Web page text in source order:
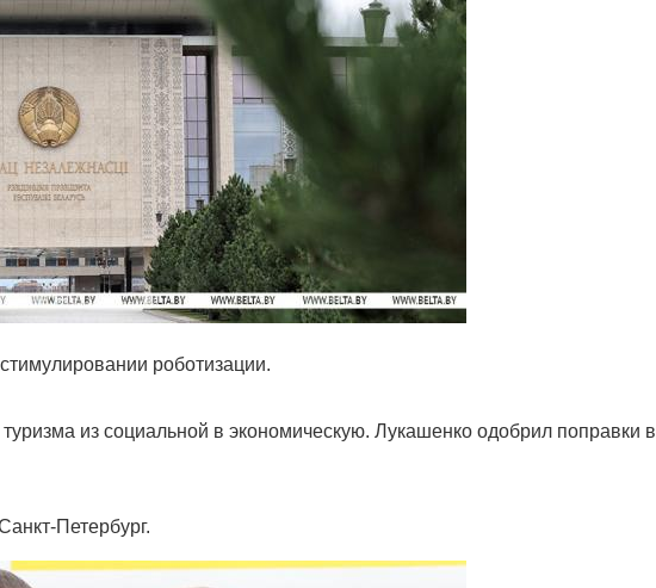
роботизации.
из социальной в экономическую. Лукашенко одобрил поправки в
Петербург.